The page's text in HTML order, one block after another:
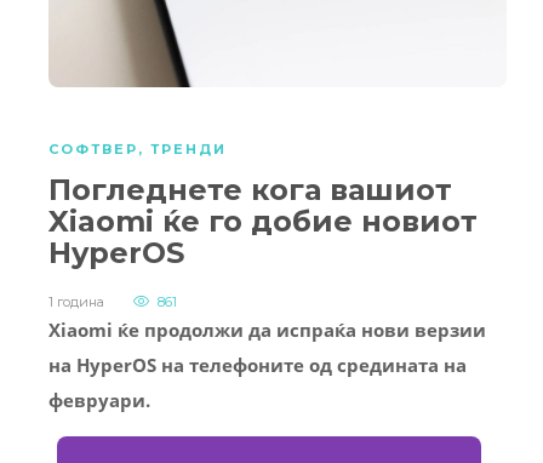
СОФТВЕР , ТРЕНДИ
Погледнете кога вашиот
Xiaomi ќе го добие новиот
HyperOS
1 година 861
Xiaomi ќе продолжи да испраќа нови верзии
на HyperOS на телефоните од средината на
февруари.